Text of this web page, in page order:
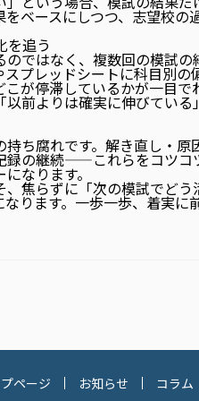
をベースにしつつ、志望校の
を追う
ではなく、 複数回の模試の
プレッドシートに科目別
が停滞しているかが一目で
前よりは確実に伸びている
ち腐れです。解き直し・原
録の継続——これらをコツコ
なります。
焦らずに「次の模試でど
ります。一歩一歩、着実に
ページ お知らせ コラム